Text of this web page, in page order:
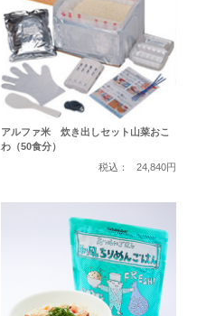
アルファ米 炊き出しセット山菜おこ
わ（50食分）
税込：
24,840円